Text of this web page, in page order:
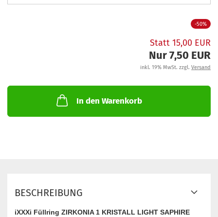
-50%
Statt 15,00 EUR
Nur 7,50 EUR
inkl. 19% MwSt. zzgl. Versand
In den Warenkorb
BESCHREIBUNG
iXXXi Füllring ZIRKONIA 1 KRISTALL LIGHT SAPHIRE